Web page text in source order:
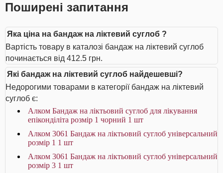
Поширені запитання
Яка ціна на бандаж на ліктевий суглоб ?
Вартість товару в каталозі бандаж на ліктевий суглоб
починається від 412.5 грн.
Які бандаж на ліктевий суглоб найдешевші?
Недорогими товарами в категорії бандаж на ліктевий
суглоб є:
Алком Бандаж на ліктьовий суглоб для лікування
епіконділіта розмір 1 чорний 1 шт
Алком 3061 Бандаж на ліктьовий суглоб універсальний
розмір 1 1 шт
Алком 3061 Бандаж на ліктьовий суглоб універсальний
розмір 3 1 шт